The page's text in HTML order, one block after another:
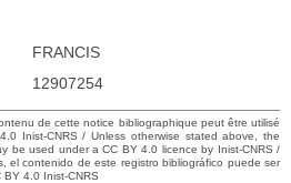
FRANCIS
12907254
de cette notice bibliographique peut être utilisé
Inist-CNRS / Unless otherwise stated above, the
be used under a CC BY 4.0 licence by Inist-CNRS /
el contenido de este registro bibliográfico puede ser
4.0 Inist-CNRS